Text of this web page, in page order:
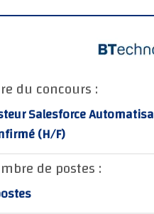
Titre du concours :
Testeur Salesforce
Confirmé (H/F)
Nombre de postes :
3 postes